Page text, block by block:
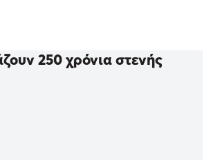
250 χρόνια στενής